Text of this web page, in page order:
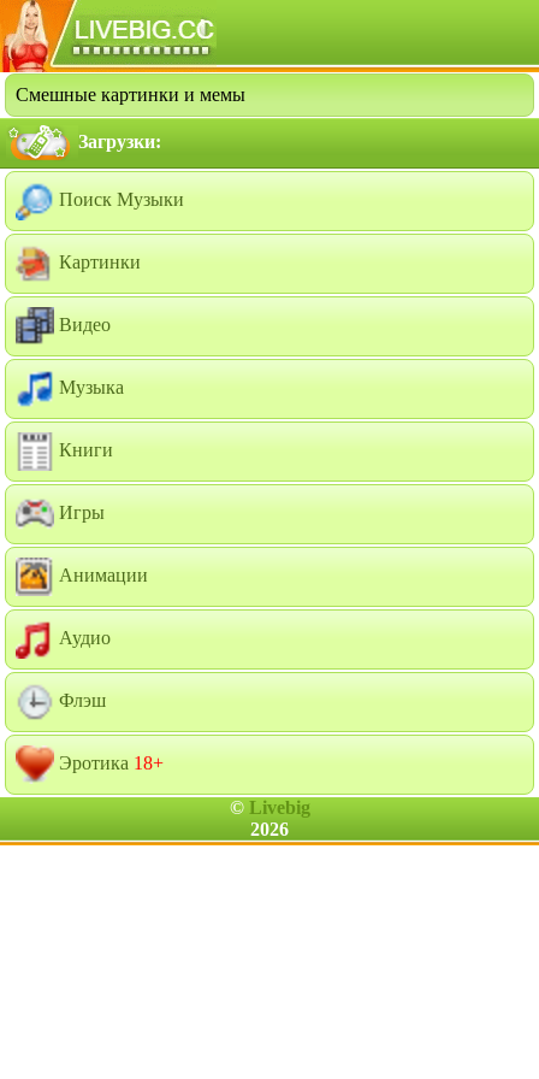
Смешные картинки и мемы
Загрузки:
Поиск Музыки
Картинки
Видео
Музыка
Книги
Игры
Анимации
Аудио
Флэш
Эротика 18+
© Livebig
2026